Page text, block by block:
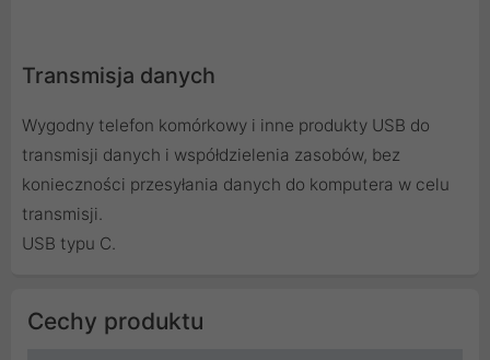
Transmisja danych
Wygodny telefon komórkowy i inne produkty USB do
transmisji danych i współdzielenia zasobów, bez
konieczności przesyłania danych do komputera w celu
transmisji.
USB typu C.
Cechy produktu